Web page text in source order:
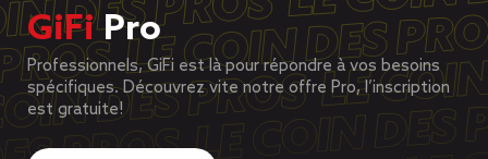
GiFiPro
Professionnels, GiFi est là pour répondre à vos besoins
spécifiques. Découvrez vite notre offre Pro, l’inscription
est gratuite!